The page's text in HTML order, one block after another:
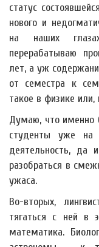
статус
нового и
на наших
перерабатываю
лет, а уж
от семестра к
такое в физике или,
Думаю, что именно
студенты уже на
деятельность, да
разобраться в
ужаса.
Во-вторых,
тягаться с ней в
математика.